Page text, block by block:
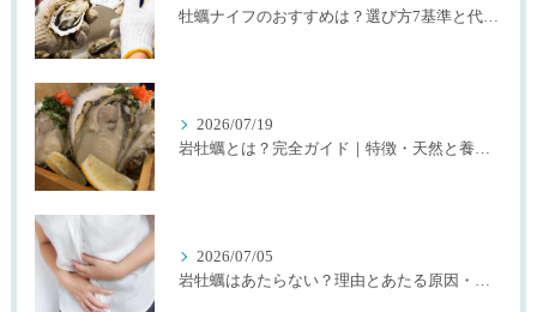
牡蠣ナイフのおすすめは？選び方7基準と代用品を生産者が解説
2026/07/19
岩牡蠣とは？完全ガイド｜特徴・天然と養殖・選び方を生産者が解説
2026/07/05
岩牡蠣はあたらない？理由とあたる原因・確率を生産者が解説